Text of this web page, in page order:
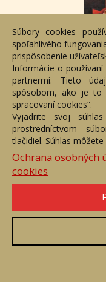
Súbory cookies
spoľahlivého
prispôsobenie
Informácie o
partnermi. Tieto
spôsobom, ako je to
spracovaní cookies“.
Vyjadrite svoj
prostredníctvom
tlačidiel. Súhlas
Ochrana osobných
cookies